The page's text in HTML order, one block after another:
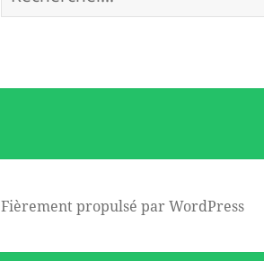
Fièrement propulsé par WordPress